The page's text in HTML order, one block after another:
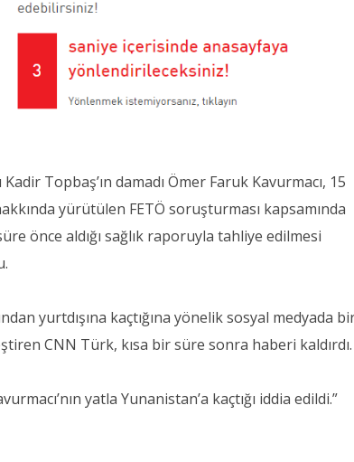
Topbaş’ın damadı Ömer Faruk Kavurmacı, 15
yürütülen FETÖ soruşturması kapsamında
önce aldığı sağlık raporuyla tahliye edilmesi
yurtdışına kaçtığına yönelik sosyal medyada
CNN Türk, kısa bir süre sonra haberi kaldırdı.
yatla Yunanistan’a kaçtığı iddia edildi.”